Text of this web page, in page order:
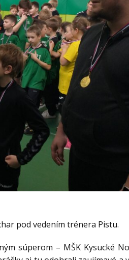
pod vedením trénera Pistu.
súperom – MŠK Kysucké